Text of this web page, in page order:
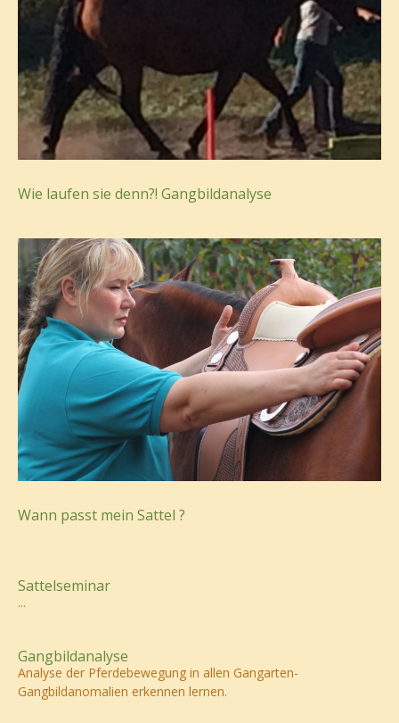
Wie laufen sie denn?! Gangbildanalyse
Wann passt mein Sattel ?
Sattelseminar
...
Gangbildanalyse
Analyse der Pferdebewegung in allen Gangarten-
Gangbildanomalien erkennen lernen.